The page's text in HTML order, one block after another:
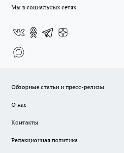
Мы в социальных сетях
Обзорные статьи и пресс-релизы
О нас
Контакты
Редакционная политика